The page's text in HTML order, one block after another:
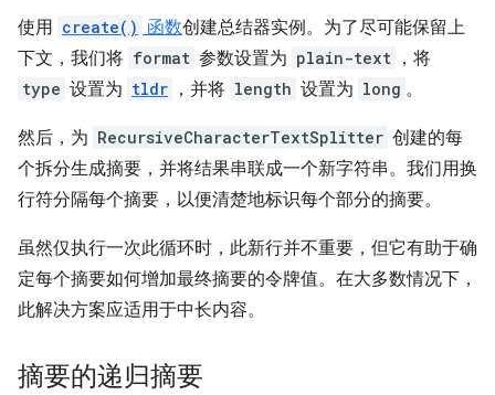
使用 create() 函数创建总结器实例。为了尽可能保留上
下文，我们将 format 参数设置为 plain-text ，将
type 设置为 tldr ，并将 length 设置为 long 。
然后，为 RecursiveCharacterTextSplitter 创建的每
个拆分生成摘要，并将结果串联成一个新字符串。我们用换
行符分隔每个摘要，以便清楚地标识每个部分的摘要。
虽然仅执行一次此循环时，此新行并不重要，但它有助于确
定每个摘要如何增加最终摘要的令牌值。在大多数情况下，
此解决方案应适用于中长内容。
摘要的递归摘要